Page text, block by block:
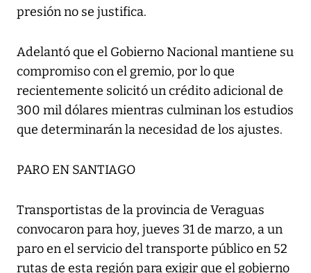
presión no se justifica.
Adelantó que el Gobierno Nacional mantiene su
compromiso con el gremio, por lo que
recientemente solicitó un crédito adicional de
300 mil dólares mientras culminan los estudios
que determinarán la necesidad de los ajustes.
PARO EN SANTIAGO
Transportistas de la provincia de Veraguas
convocaron para hoy, jueves 31 de marzo, a un
paro en el servicio del transporte público en 52
rutas de esta región para exigir que el gobierno